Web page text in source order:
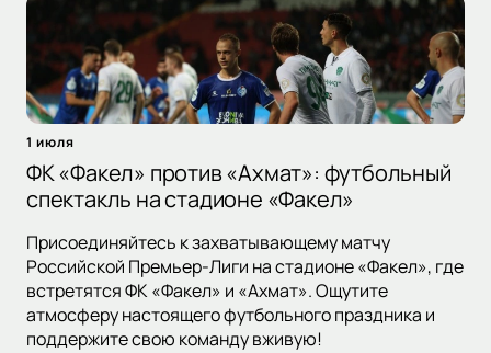
1 июля
ФК «Факел» против «Ахмат»: футбольный
спектакль на стадионе «Факел»
Присоединяйтесь к захватывающему матчу
Российской Премьер-Лиги на стадионе «Факел», где
встретятся ФК «Факел» и «Ахмат». Ощутите
атмосферу настоящего футбольного праздника и
поддержите свою команду вживую!